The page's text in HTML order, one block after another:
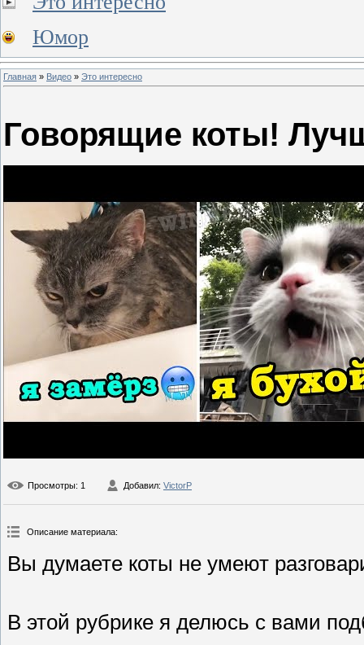
Юмор
Главная » Видео » Это интересно
Говорящие коты!
Просмотры: 1 Добавил: VictorP
Описание материала:
Вы думаете коты не умеют
В этой рубрике я делюсь с вами